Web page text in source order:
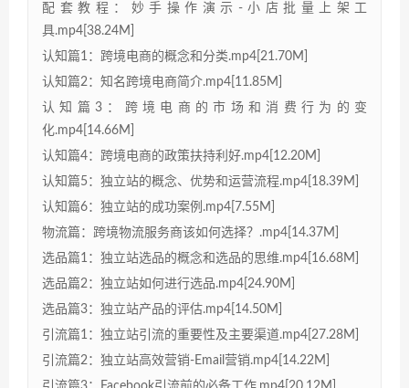
配套教程：妙手操作演示-小店批量上架工
具.mp4[38.24M]
认知篇1：跨境电商的概念和分类.mp4[21.70M]
认知篇2：知名跨境电商简介.mp4[11.85M]
认知篇3：跨境电商的市场和消费行为的变
化.mp4[14.66M]
认知篇4：跨境电商的政策扶持利好.mp4[12.20M]
认知篇5：独立站的概念、优势和运营流程.mp4[18.39M]
认知篇6：独立站的成功案例.mp4[7.55M]
物流篇：跨境物流服务商该如何选择？.mp4[14.37M]
选品篇1：独立站选品的概念和选品的思维.mp4[16.68M]
选品篇2：独立站如何进行选品.mp4[24.90M]
选品篇3：独立站产品的评估.mp4[14.50M]
引流篇1：独立站引流的重要性及主要渠道.mp4[27.28M]
引流篇2：独立站高效营销-Email营销.mp4[14.22M]